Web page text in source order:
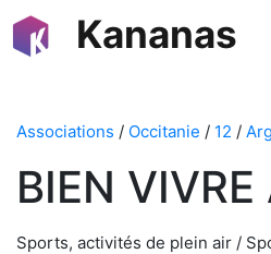
Kananas
Associations / Occitanie / 12 /
BIEN
Sports, activités de plein air /